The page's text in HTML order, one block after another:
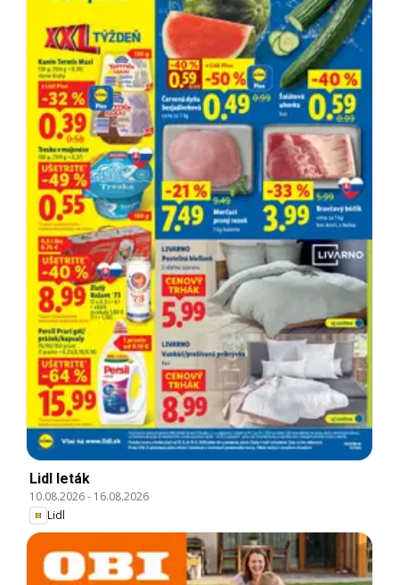
Lidl leták
10.08.2026- 16.08.2026
Lidl